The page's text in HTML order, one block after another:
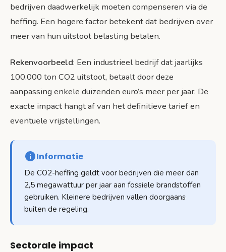
bedrijven daadwerkelijk moeten compenseren via de
heffing. Een hogere factor betekent dat bedrijven over
meer van hun uitstoot belasting betalen.
Rekenvoorbeeld: Een industrieel bedrijf dat jaarlijks
100.000 ton CO2 uitstoot, betaalt door deze
aanpassing enkele duizenden euro’s meer per jaar. De
exacte impact hangt af van het definitieve tarief en
eventuele vrijstellingen.
Informatie
De CO2-heffing geldt voor bedrijven die meer dan
2,5 megawattuur per jaar aan fossiele brandstoffen
gebruiken. Kleinere bedrijven vallen doorgaans
buiten de regeling.
Sectorale impact